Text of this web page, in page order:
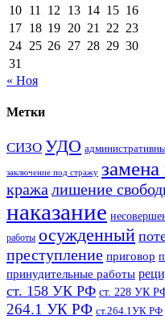
10 11 12 13 14 15 16
17 18 19 20 21 22 23
24 25 26 27 28 29 30
31
« Ноя
Метки
СИЗО УДО
заключение под стражу замена
кража лишение
наказание
работы осужденный
преступление приговор
принудительные работы
ст. 158 УК РФ ст. 228 УК
264.1 УК РФ ст.264.1УК РФ